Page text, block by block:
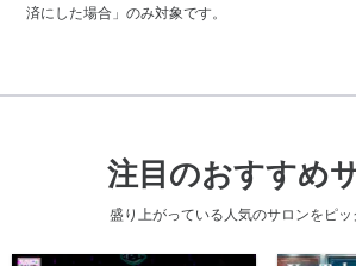
済にした場合」のみ対象です。
注目のおすすめ
盛り上がっている人気のサロンをピッ